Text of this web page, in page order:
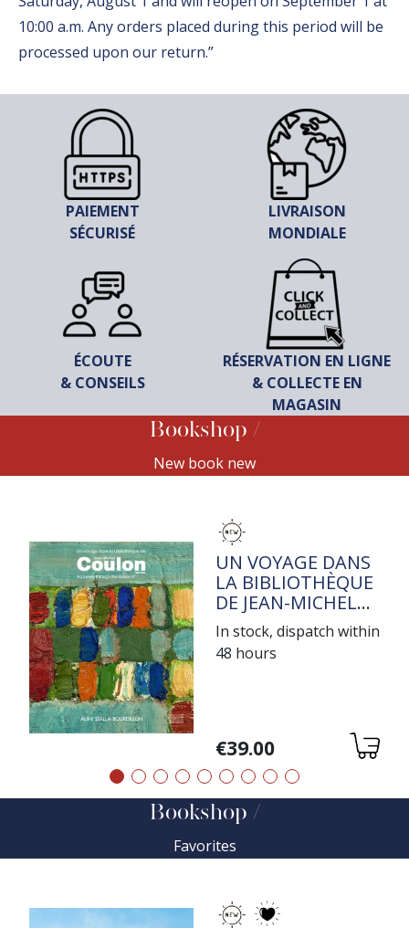
10:00 a.m. Any orders placed during this period will be
processed upon our return.”
PAIEMENT
SÉCURISÉ
LIVRAISON
MONDIALE
ÉCOUTE
& CONSEILS
RÉSERVATION EN LIGNE
& COLLECTE EN
MAGASIN
Bookshop
New book new
TITRE
UN VOYAGE DANS
LA BIBLIOTHÈQUE
DE JEAN-MICHEL
COULON
In stock, dispatch within
48 hours
Variations
€39.00
Précédent
Suivant
Bookshop
Favorites